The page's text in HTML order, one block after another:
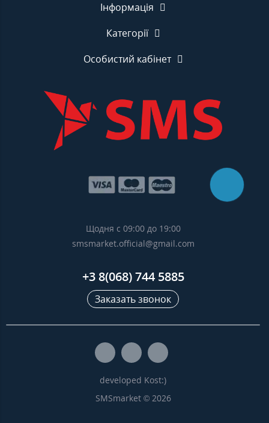
Інформація
Категорії
Особистий кабінет
Щодня с 09:00 до 19:00
smsmarket.official@gmail.com
+3 8(068) 744 5885
Заказать звонок
SMSmarket © 2026
developed Kost:)